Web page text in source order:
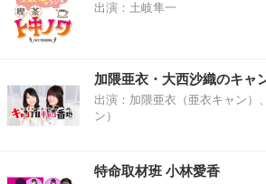
出演：土岐隼一
加隈亜衣・大西沙織のキャ
出演：加隈亜衣（亜衣キャン）
ン）
特命取材班 小林愛香